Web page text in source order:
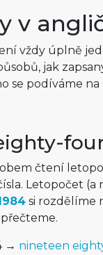
v
vždy úplně
jak
se podíváme na
čtení
Letopočet (a
si rozdělíme
→ nineteen